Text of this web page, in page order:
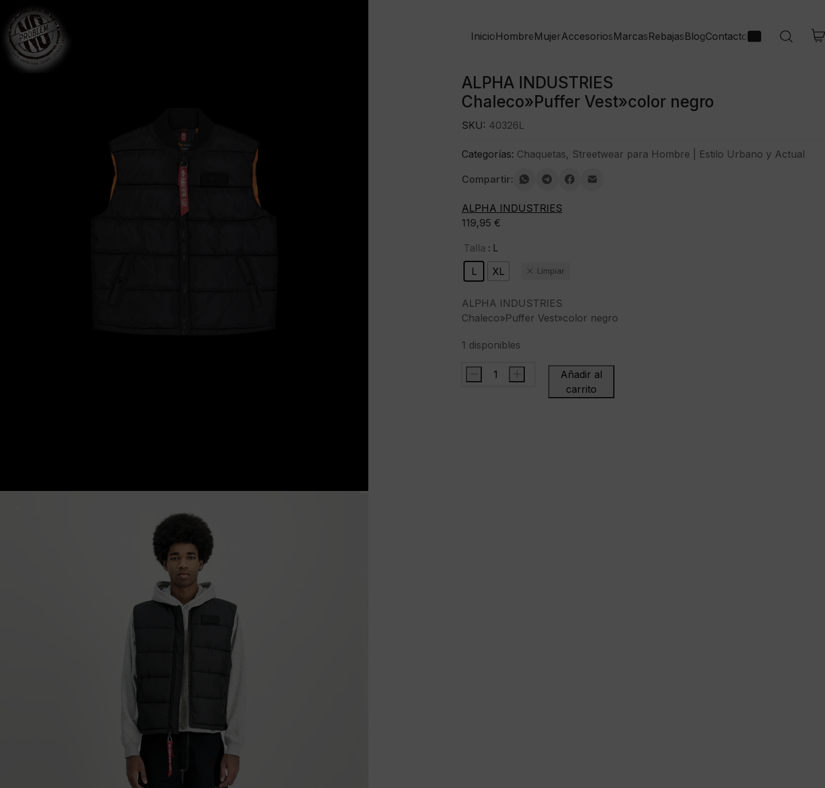
InicioHombreMujerAccesoriosMarcasRebajasBlogContacto
ALPHA INDUSTRIES
Chaleco»Puffer Vest»color negro
119,95 €
Talla : L
L
XL Limpiar
ALPHA INDUSTRIES
Chaleco»Puffer Vest»color negro
1 disponibles
ALPHA
INDUSTRIESChaleco"Puffer
- +
Añadir al
carrito
SKU: 40326L
Categorías: Chaquetas, Streetwear para Hombre | Estilo Urbano y Actual
Compartir:
ALPHA INDUSTRIES